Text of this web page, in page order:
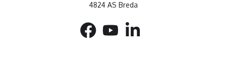
4824 AS Breda